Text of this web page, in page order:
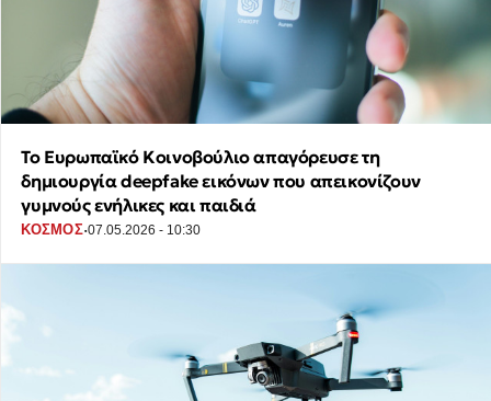
Το Ευρωπαϊκό Κοινοβούλιο απαγόρευσε τη
δημιουργία deepfake εικόνων που απεικονίζουν
γυμνούς ενήλικες και παιδιά
ΚΟΣΜΟΣ·07.05.2026 - 10:30